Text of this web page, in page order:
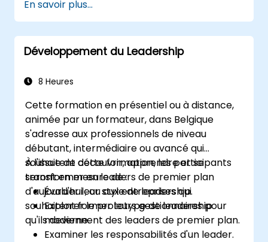
Boolean
Vendre l'opportunité aux candidats et
collaborer avec les managers
d'embauche
En savoir plus...
Développement du Leadership
8 Heures
Cette formation en présentiel ou à distance,
animée par un formateur, dans Belgique
s'adresse aux professionnels de niveau
débutant, intermédiaire ou avancé qui
souhaitent découvrir, apprendre et se
transformer en leaders de premier plan
d'aujourd'hui ; ou aux entreprises qui
souhaitent former leurs gestionnaires pour
qu'ils deviennent des leaders de premier plan.
À l'issue de cette formation, les participants
seront en mesure de :
Évaluer leur style de leadership.
Explorer le prototype de leadership
moderne.
Examiner les responsabilités d'un leader.